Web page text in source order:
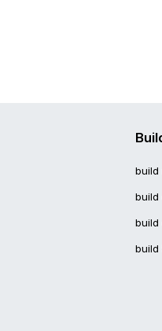
build
build
build
build